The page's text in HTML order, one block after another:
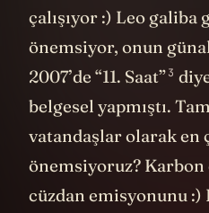
çalışıyor :) Leo galiba
önemsiyor, onun
2007’de “11. Saat”3
belgesel yapmıştı.
vatandaşlar olarak en
önemsiyoruz?
cüzdan emisyonunu